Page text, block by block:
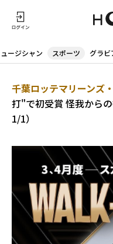
ージシャン スポーツ グラビ
千葉ロッテマリーンズ
打"で初受賞 怪我から
1/1）